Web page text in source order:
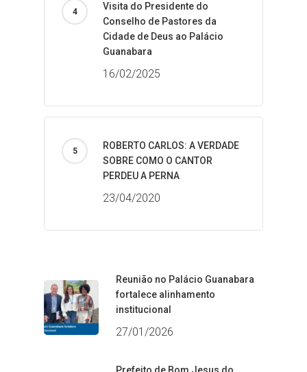
Visita do Presidente do
Conselho de Pastores da
Cidade de Deus ao Palácio
Guanabara
16/02/2025
ROBERTO CARLOS: A VERDADE
SOBRE COMO O CANTOR
PERDEU A PERNA
23/04/2020
Reunião no Palácio Guanabara
fortalece alinhamento
institucional
27/01/2026